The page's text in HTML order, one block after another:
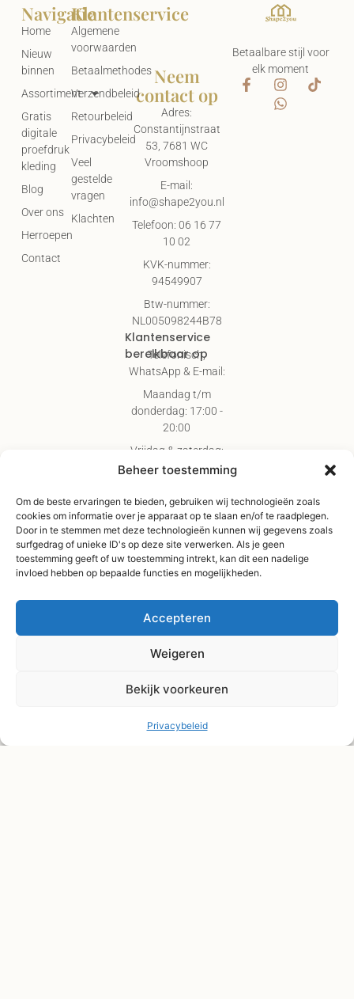
Beheer toestemming
Om de beste ervaringen te bieden, gebruiken wij technologieën zoals
cookies om informatie over je apparaat op te slaan en/of te raadplegen.
Door in te stemmen met deze technologieën kunnen wij gegevens zoals
surfgedrag of unieke ID's op deze site verwerken. Als je geen
toestemming geeft of uw toestemming intrekt, kan dit een nadelige
invloed hebben op bepaalde functies en mogelijkheden.
Accepteren
Weigeren
Bekijk voorkeuren
Privacybeleid
Betaalbare stijl voor
elk moment
Klantenservice
Algemene
voorwaarden
Betaalmethodes
Verzendbeleid
Retourbeleid
Privacybeleid
Veel
gestelde
vragen
Klachten
Navigatie
Home
Nieuw
binnen
Assortiment
Gratis
digitale
proefdruk
kleding
Blog
Over ons
Herroepen
Contact
Neem
contact op
Adres:
Constantijnstraat
53, 7681 WC
Vroomshoop
E-mail:
info@shape2you.nl
Telefoon: 06 16 77
10 02
KVK-nummer:
94549907
Btw-nummer:
NL005098244B78
Klantenservice
bereikbaar op
Telefonisch,
WhatsApp & E-mail:
Maandag t/m
donderdag: 17:00 -
20:00
Vrijdag & zaterdag:
09:00 - 17:00
vanaf €75,-
Verzending binnen 3-
4 werkdagen
Afhaal Kloosterdijk